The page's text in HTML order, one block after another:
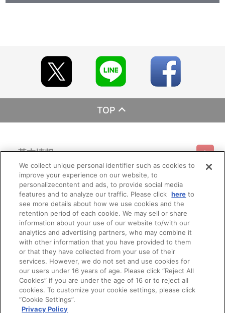
※上映劇場では、2025年10月10日(金)より先行販売いたします。
※イベント会場や海外等で販売する場合がございます。詳細は公
式サイト等でご案内いたします。
【ご注意（必ずお読みください）】
※本商品は、ヤマトクルー、フルービー、上映劇場、にて販売され
る商品と同じ商品となります。
※「在庫がありません」表示後も、ご注文のキャンセルや支払い
期限切れが発生した際は販売を再開させていただく場合がございま
す。あらかじめご了承ください。
※仕様等は予告なく変更となる場合がございます。
※撮影環境やご利用のモニター環境により、実物と多少異なって
見える場合がございます。
※商品画像はイメージです。実際の仕様とは異なる場合がござい
ます。あらかじめご了承ください。
※すでにご注文しているかのご確認には、「マイページ」→「ご
注文履歴」にてご確認いただけます。
■ご注文・お支払いについて
※ご注文は、１注文につき2個までとなります。
※本商品のご注文はバンダイナムコフィルムワークス公式ショッ
プ『A-on STORE』が承り、発送を行います。
なお、ご注文には、バンダイナムコフィルムワークス公式ショ
ップ『A-on STORE』の会員登録（無料）が必要となります。
※A-on STOREでの決済方法は「カード決済」「コンビニ決済」
TOP
基本情報
利用規約 特定商取引法に基づく表示 プライバシーポリシー
プライバシーオプション 会社概要
ご利用情報
ご利用ガイド サイトマップ お問い合わせ
Do Not Sell or Share My Personal Information
会員メニュー
ログイン 会員規約 新規会員登録
その他のご案内
公式X バンダイナムコフィルムワークス
We collect unique personal identifier such as cookies to
improve your experience on our website, to
personalizecontent and ads, to provide social media
features and to analyze our traffic. Please click here to
see more details about how we use cookies and the
retention period of each cookie. We may sell or share
information about your use of our website to/with our
analytics and advertising partners, who may combine it
with other information that you have provided to them
or that they have collected from your use of their
services. However, we do not set and use cookies for
our users under 16 years of age. Please click “Reject All
Cookies” if you are under the age of 16 or to reject all
cookies. To customize your cookie settings, please click
“Cookie Settings”.
Privacy Policy